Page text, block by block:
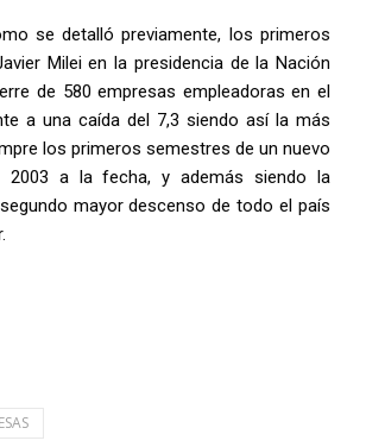
se detalló previamente, los primeros
Milei en la presidencia de la Nación
de 580 empresas empleadoras en el
a una caída del 7,3 siendo así la más
los primeros semestres de un nuevo
2003 a la fecha, y además siendo la
mayor descenso de todo el país